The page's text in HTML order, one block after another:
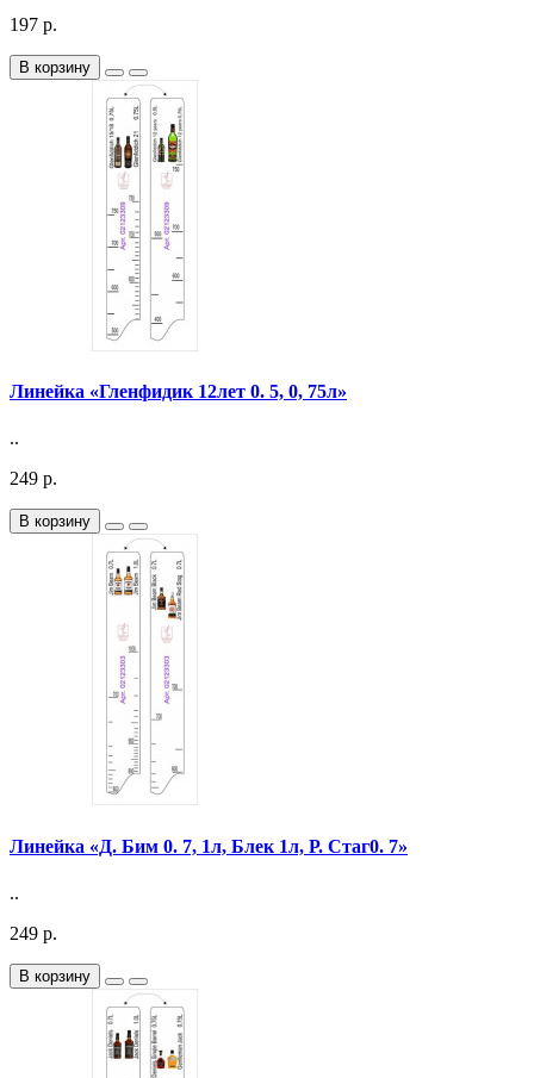
197 р.
В корзину
Линейка «Гленфидик 12лет 0. 5, 0, 75л»
..
249 р.
В корзину
Линейка «Д. Бим 0. 7, 1л, Блек 1л, Р. Стаг0. 7»
..
249 р.
В корзину